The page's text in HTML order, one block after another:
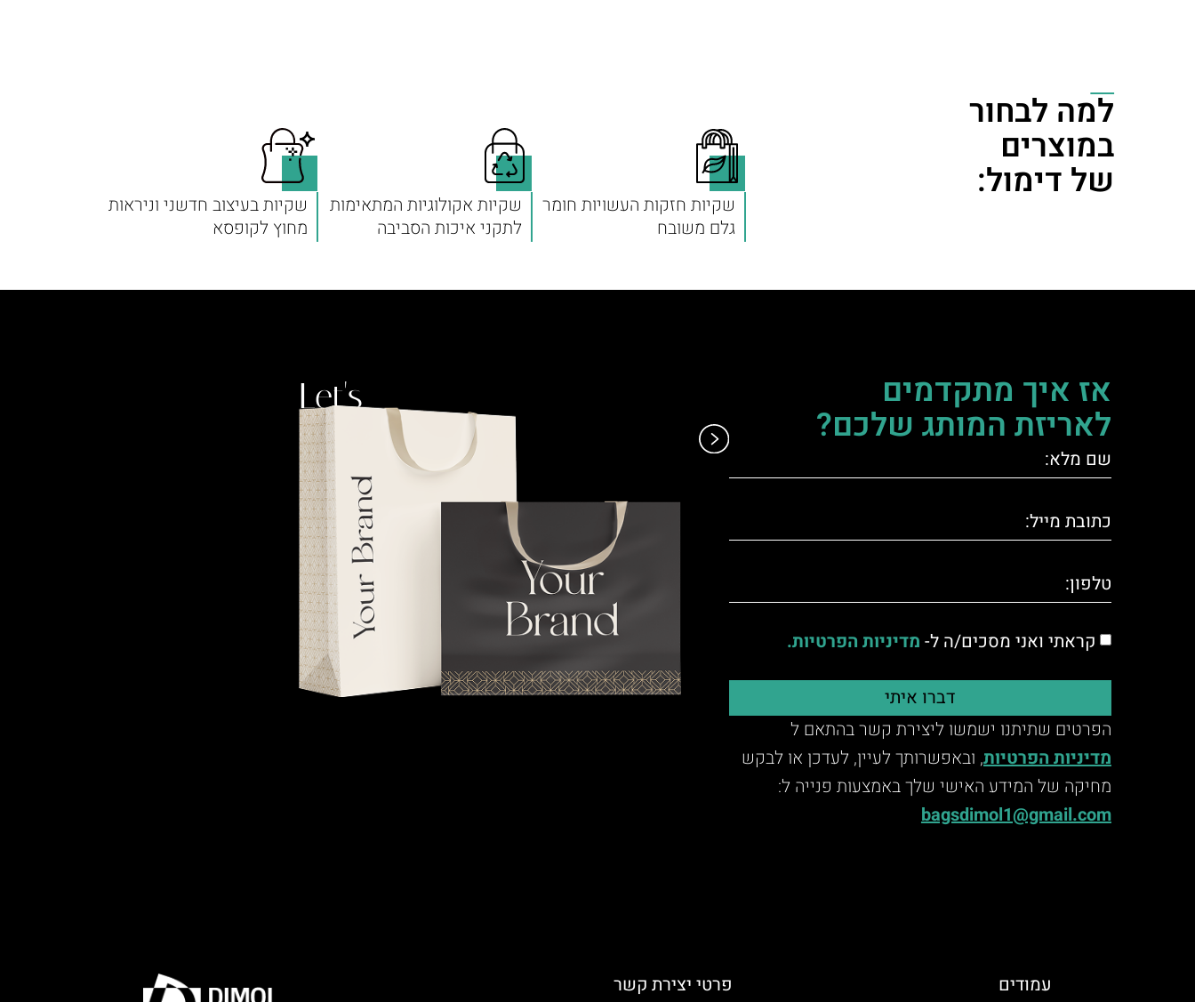
למה לבחור
במוצרים
של דימול:
שקיות חזקות העשויות חומר
גלם משובח
שקיות אקולוגיות המתאימות
לתקני איכות הסביבה
שקיות בעיצוב חדשני וניראות
מחוץ לקופסא
אז איך מתקדמים
לאריזת המותג שלכם?
קראתי ואני מסכים/ה ל- מדיניות הפרטיות.
דברו איתי
הפרטים שתיתנו ישמשו ליצירת קשר בהתאם ל
מדיניות הפרטיות, ובאפשרותך לעיין, לעדכן או לבקש
מחיקה של המידע האישי שלך באמצעות פנייה ל:
bagsdimol1@gmail.com
Let's
talk.
עמודים פרטי יצירת קשר